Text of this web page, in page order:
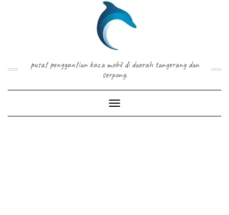
pusat penggantian kaca mobil di daerah tangerang dan
serpong.
Toggle Navigation